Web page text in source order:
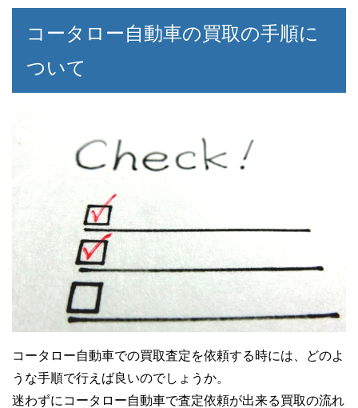
コータロー自動車の買取の手順に
ついて
コータロー自動車での買取査定を依頼する時には、どのよ
うな手順で行えば良いのでしょうか。
迷わずにコータロー自動車で査定依頼が出来る買取の流れ